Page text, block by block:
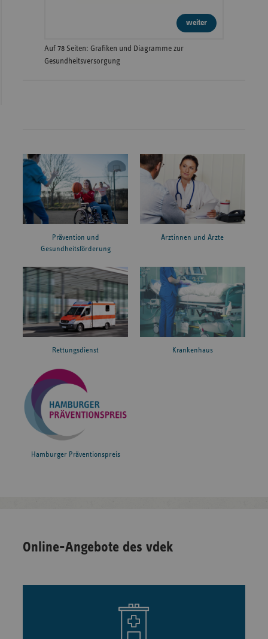
weiter
Auf 78 Seiten: Grafiken und Diagramme zur
Gesundheitsversorgung
Prävention und
Gesundheitsförderung
Ärztinnen und Ärzte
Rettungsdienst Krankenhaus
Hamburger Präventionspreis
Online-Angebote des vdek